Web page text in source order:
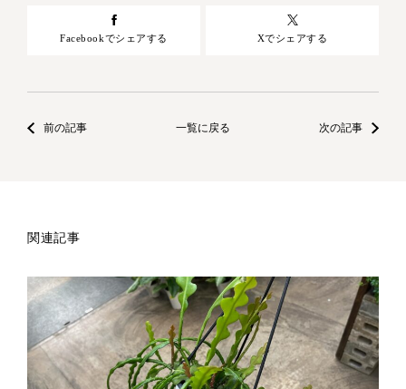
Facebookでシェアする Xでシェアする
前の記事 一覧に戻る 次の記事
関連記事